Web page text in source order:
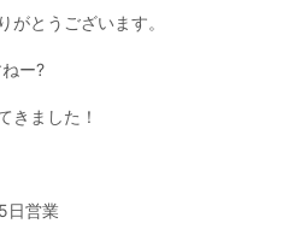
とうございます。
ー?
きました！
日営業